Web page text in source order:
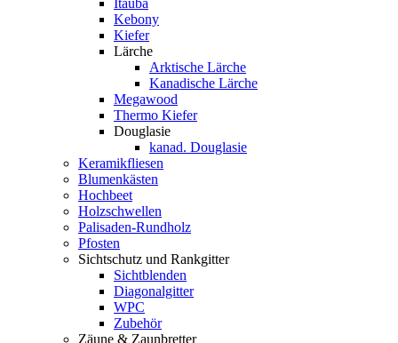
Kebony
Kiefer
Lärche
Arktische Lärche
Kanadische Lärche
Megawood
Thermo Kiefer
Douglasie
kanad. Douglasie
Keramikfliesen
Blumenkästen
Hochbeet
Holzschwellen
Palisaden-Rundholz
Pfosten
Sichtschutz und Rankgitter
Sichtblenden
Diagonalgitter
WPC
Zubehör
Zäune & Zaunbretter